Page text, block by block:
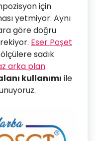
için
yetmiyor. Aynı
göre doğru
Eser Poşet
sadık
arka plan
kullanımı ile